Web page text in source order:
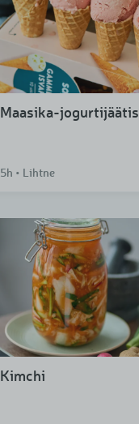
Maasika-jogurtijäätis
5h • Lihtne
Kimchi